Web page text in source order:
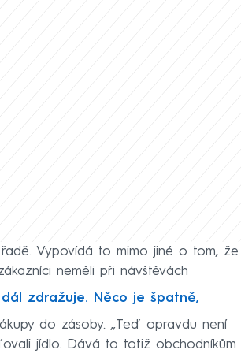
Vypovídá to mimo jiné o tom, že
neměli při návštěvách
zdražuje. Něco je špatně,
do zásoby. „Teď opravdu není
jídlo. Dává to totiž obchodníkům